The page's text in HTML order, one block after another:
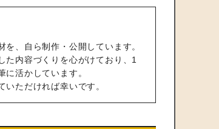
、自ら制作・公開しています。
た内容づくりを心がけており、1
活かしています。
ただければ幸いです。